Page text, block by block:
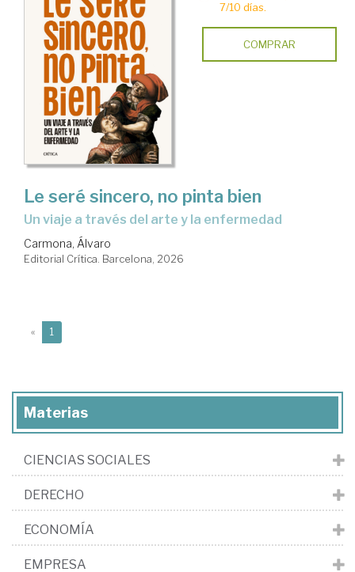
7/10 días.
COMPRAR
Le seré sincero, no pinta bien
Un viaje a través del arte y la enfermedad
Carmona, Álvaro
Editorial Crítica. Barcelona, 2026
« 1
Materias
CIENCIAS SOCIALES
DERECHO
ECONOMÍA
EMPRESA